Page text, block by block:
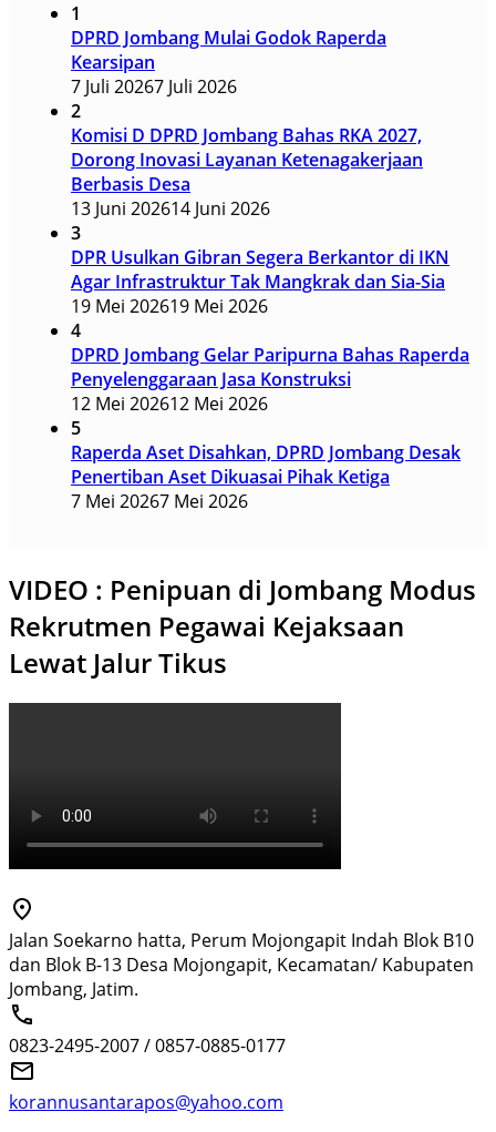
1
DPRD Jombang Mulai Godok Raperda
Kearsipan
7 Juli 20267 Juli 2026
2
Komisi D DPRD Jombang Bahas RKA 2027,
Dorong Inovasi Layanan Ketenagakerjaan
Berbasis Desa
13 Juni 202614 Juni 2026
3
DPR Usulkan Gibran Segera Berkantor di IKN
Agar Infrastruktur Tak Mangkrak dan Sia-Sia
19 Mei 202619 Mei 2026
4
DPRD Jombang Gelar Paripurna Bahas Raperda
Penyelenggaraan Jasa Konstruksi
12 Mei 202612 Mei 2026
5
Raperda Aset Disahkan, DPRD Jombang Desak
Penertiban Aset Dikuasai Pihak Ketiga
7 Mei 20267 Mei 2026
VIDEO : Penipuan di Jombang Modus
Rekrutmen Pegawai Kejaksaan
Lewat Jalur Tikus
Jalan Soekarno hatta, Perum Mojongapit Indah Blok B10
dan Blok B-13 Desa Mojongapit, Kecamatan/ Kabupaten
Jombang, Jatim.
0823-2495-2007 / 0857-0885-0177
korannusantarapos@yahoo.com